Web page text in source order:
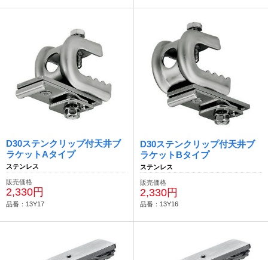
D30ステンクリップ付天井ブ
ラケットAタイプ
ステンレス
販売価格
2,330円
品番：13Y17
D30ステンクリップ付天井ブ
ラケットBタイプ
ステンレス
販売価格
2,330円
品番：13Y16